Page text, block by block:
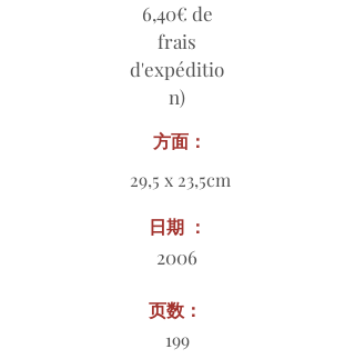
6,40€ de
frais
d'expéditio
n)
方面：
29,5 x 23,5cm
日期 ：
2006
页数：
199